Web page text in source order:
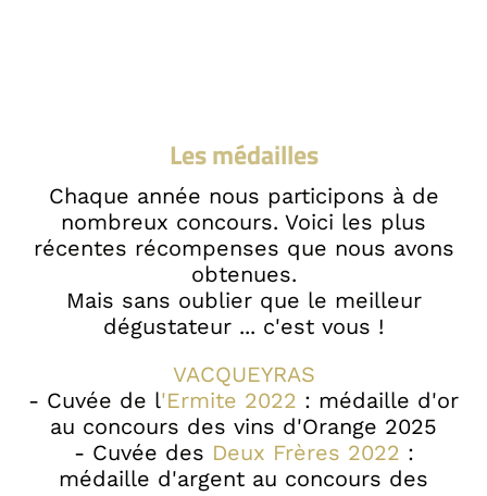
Les médailles
Chaque année nous participons à de
nombreux concours. Voici les plus
récentes récompenses que nous avons
obtenues.
Mais sans oublier que le meilleur
dégustateur ... c'est vous !
VACQUEYRAS
- Cuvée de l'Ermite 2022 : médaille d'or
au concours des vins d'Orange 2025
- Cuvée des Deux Frères 2022 :
médaille d'argent au concours des